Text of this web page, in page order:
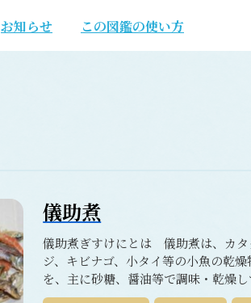
お知らせ この図鑑の使い方
儀助煮
儀助煮ぎすけにとは 儀助煮は、カタ
ジ、キビナゴ、小タイ等の小魚の乾
を、主に砂糖、醤油等で調味・乾燥